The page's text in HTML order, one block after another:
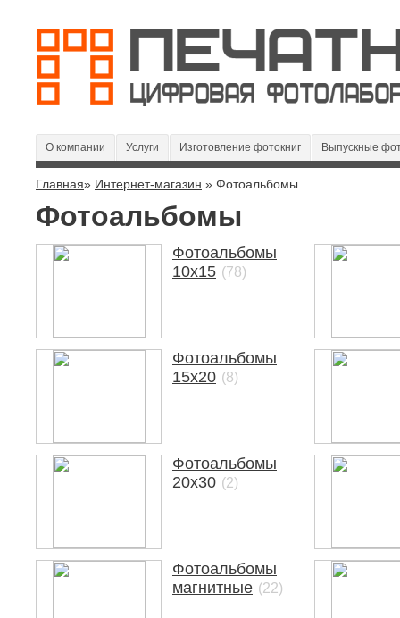
О компании Услуги Изготовление фотокниг Выпускные
Главная» Интернет-магазин » Фотоальбомы
Фотоальбомы
Фотоальбомы
10х15 (78)
Фотоальбомы
15х20 (8)
Фотоальбомы
20х30 (2)
Фотоальбомы
магнитные (22)